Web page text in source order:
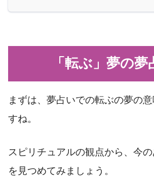
「転ぶ」夢の夢
まずは、夢占いでの転ぶの夢の
すね。
スピリチュアルの観点から、今
を見つめてみましょう。